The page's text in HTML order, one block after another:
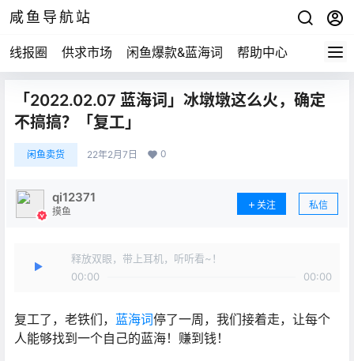
咸鱼导航站
线报圈 供求市场 闲鱼爆款&蓝海词 帮助中心
「2022.02.07 蓝海词」冰墩墩这么火，确定
不搞搞？「复工」
闲鱼卖货 22年2月7日 0
qi12371
摸鱼
关注 私信
释放双眼，带上耳机，听听看~！
00:00
00:00
复工了，老铁们， 蓝海词停了一周，我们接着走，让每个
人能够找到一个自己的蓝海！赚到钱！